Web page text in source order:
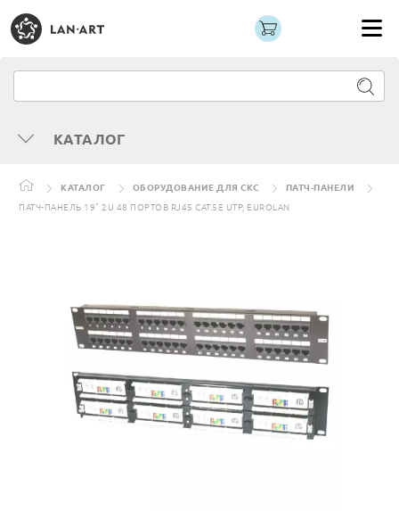
КАТАЛОГ
КАТАЛОГ ОБОРУДОВАНИЕ ДЛЯ СКС
ПАТЧ-ПАНЕЛИ
ПАТЧ-ПАНЕЛЬ 19" 2U 48 ПОРТОВ RJ45 CAT.5E UTP, EUROLAN